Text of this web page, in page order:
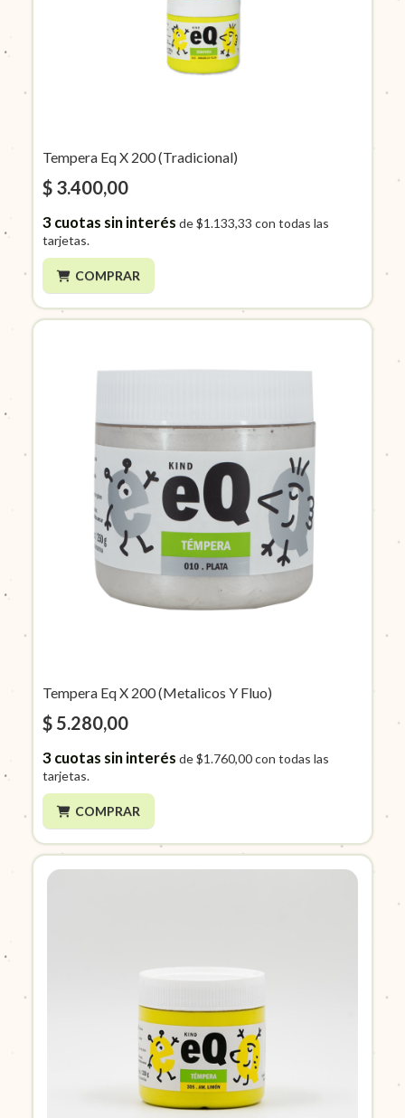
Tempera Eq X 200 (Tradicional)
$ 3.400,00
3cuotas sin interés de$1.133,33 con todas las
tarjetas.
COMPRAR
Tempera Eq X 200 (Metalicos Y Fluo)
$ 5.280,00
3cuotas sin interés de$1.760,00con todas las
tarjetas.
COMPRAR